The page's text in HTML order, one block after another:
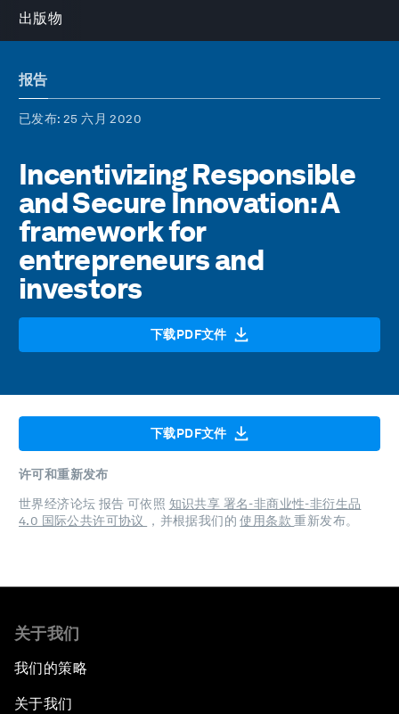
出版物
报告
已发布: 25 六月 2020
Incentivizing Responsible
and Secure Innovation: A
framework for
entrepreneurs and
investors
下载PDF文件
下载PDF文件
许可和重新发布
世界经济论坛 报告 可依照 知识共享 署名-非商业性-非衍生品
4.0 国际公共许可协议
，并根据我们的使用条款重新发布。
关于我们
我们的策略
关于我们